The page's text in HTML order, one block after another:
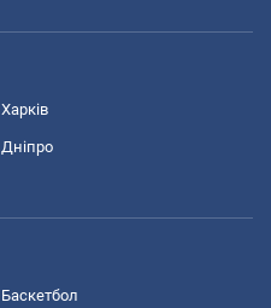
Харків
Дніпро
Баскетбол